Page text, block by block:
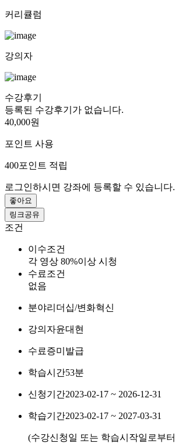
커리큘럼
강의자
수강후기
등록된 수강후기가 없습니다.
40,000원
포인트 사용
400포인트 적립
로그인하시면 강좌에 등록할 수 있습니다.
좋아요
링크공유
조건
이수조건
각 영상 80%이상 시청
수료조건
없음
분야리더십/변화혁신
강의자윤대현
수료증미발급
학습시간53분
신청기간2023-02-17 ~ 2026-12-31
학습기간2023-02-17 ~ 2027-03-31
(수강신청일 또는 학습시작일로부터